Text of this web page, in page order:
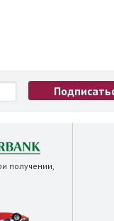
получении,